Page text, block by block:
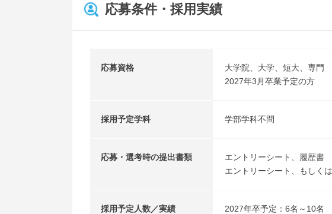
応募条件・採用実績
応募資格
大学院、大学、短大、専門
2027年3月卒業予定の方
採用予定学科 学部学科不問
応募・選考時の提出書類
エントリーシート、履歴書
エントリーシート、もしく
採用予定人数／実績
2027年卒予定：6名～10名